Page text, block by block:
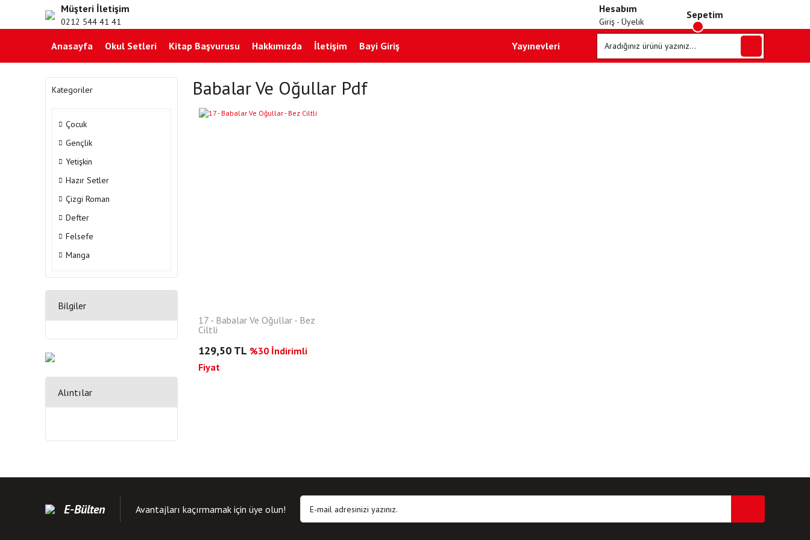
Müşteri İletişim
0212 544 41 41
Hesabım
Giriş - Üyelik
Sepetim
Anasayfa Okul Setleri Kitap Başvurusu Hakkımızda İletişim Bayi Giriş Yayınevleri
Kategoriler
Çocuk
Gençlik
Yetişkin
Hazır Setler
Çizgi Roman
Defter
Felsefe
Manga
Bilgiler
Alıntılar
Babalar Ve Oğullar Pdf
17 - Babalar Ve Oğullar - Bez
Ciltli
129,50 TL %30 İndirimli
Fiyat
E-Bülten Avantajları kaçırmamak için üye olun!